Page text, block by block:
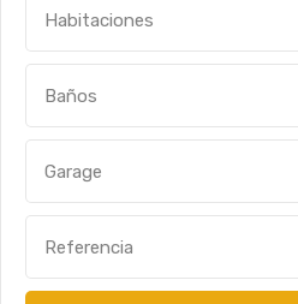
Habitaciones
Baños
Garage